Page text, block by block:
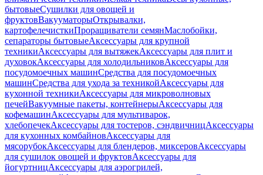
бытовыеСушилки для овощей и
фруктовВакууматорыОткрывалки,
картофелечисткиПроращиватели семянМаслобойки,
сепараторы бытовыеАксессуары для крупной
техникиАксессуары для вытяжекАксессуары для плит и
духовокАксессуары для холодильниковАксессуары для
посудомоечных машинСредства для посудомоечных
машинСредства для ухода за техникойАксессуары для
кухонной техникиАксессуары для микроволновых
печейВакуумные пакеты, контейнерыАксессуары для
кофемашинАксессуары для мультиварок,
хлебопечекАксессуары для тостеров, сэндвичницАксессуары
для кухонных комбайновАксессуары для
мясорубокАксессуары для блендеров, миксеровАксессуары
для сушилок овощей и фруктовАксессуары для
йогуртницАксессуары для аэрогрилей,